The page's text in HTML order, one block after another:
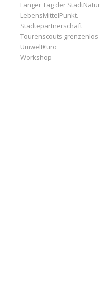
Langer Tag der StadtNatur
LebensMittelPunkt.
Städtepartnerschaft
Tourenscouts grenzenlos
Umwelt€uro
Workshop